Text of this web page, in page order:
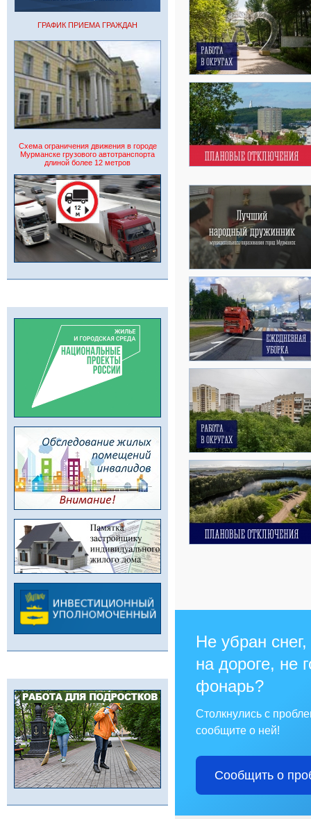
ГРАФИК ПРИЕМА ГРАЖДАН
Схема ограничения движения в городе
Мурманске грузового автотранспорта
длиной более 12 метров
Не убран
на дороге, не
фонарь?
Столкнулись с
сообщите о ней!
Сообщить о